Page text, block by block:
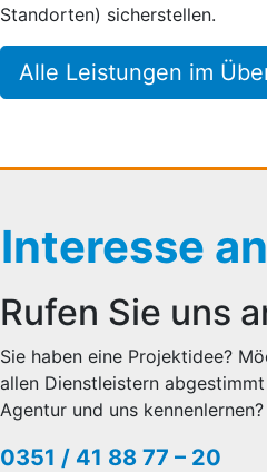
Standorten) sicherstellen.
Alle Leistungen im
Interesse
Rufen Sie uns
Sie haben eine Projektidee?
allen Dienstleistern
Agentur und uns kennenlernen?
0351 / 41 88 77 – 20